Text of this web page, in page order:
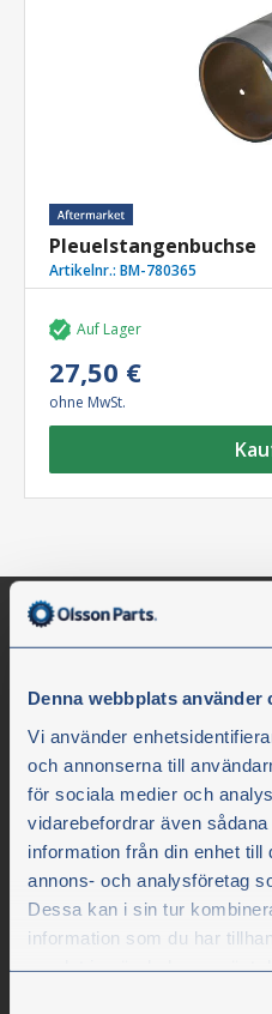
Denna webbplats använder
Vi använder
och annonserna till
för sociala medier och
vidarebefordrar även
information från din enhet till
annons- och analysföretag
Dessa kan i sin tur
information som du har
Pleuelstangenbuchse
Artikelnr.: BM-780365
Auf Lager
27,50 €
ohne MwSt.
Olssons i Ellös
Olssons i Ellös AB
Slätthultsvägen 12
SE-474 31 Ellös